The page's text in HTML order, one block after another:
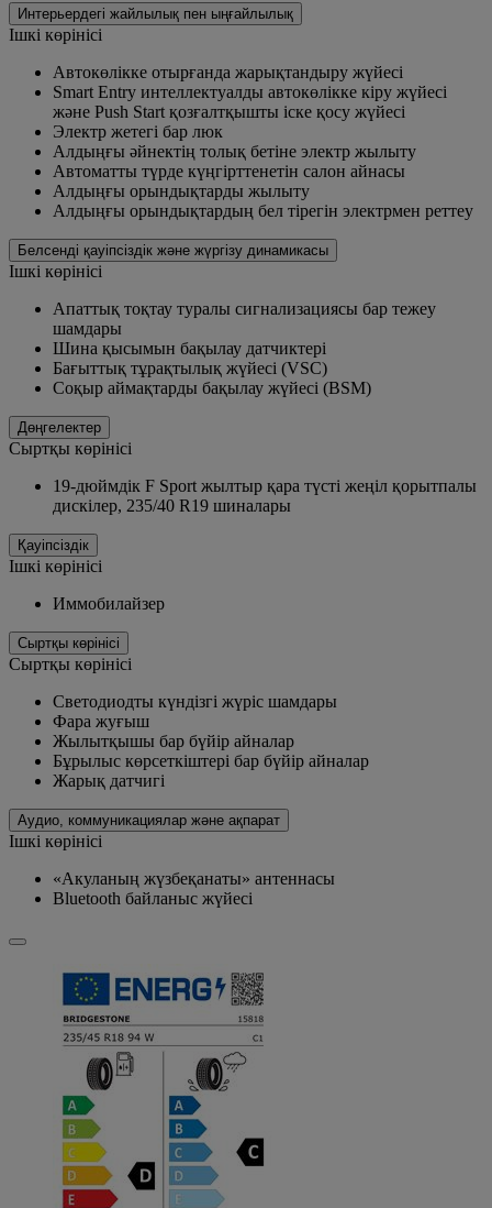
Интерьердегі жайлылық пен ыңғайлылық
Ішкі көрінісі
Автокөлікке отырғанда жарықтандыру жүйесі
Smart Entry интеллектуалды автокөлікке кіру жүйесі
және Push Start қозғалтқышты іске қосу жүйесі
Электр жетегі бар люк
Алдыңғы әйнектің толық бетіне электр жылыту
Автоматты түрде күңгірттенетін салон айнасы
Алдыңғы орындықтарды жылыту
Алдыңғы орындықтардың бел тірегін электрмен реттеу
Белсенді қауіпсіздік және жүргізу динамикасы
Ішкі көрінісі
Апаттық тоқтау туралы сигнализациясы бар тежеу
шамдары
Шина қысымын бақылау датчиктері
Бағыттық тұрақтылық жүйесі (VSC)
Соқыр аймақтарды бақылау жүйесі (BSM)
Дөңгелектер
Сыртқы көрінісі
19-дюймдік F Sport жылтыр қара түсті жеңіл қорытпалы
дискілер, 235/40 R19 шиналары
Қауіпсіздік
Ішкі көрінісі
Иммобилайзер
Сыртқы көрінісі
Сыртқы көрінісі
Светодиодты күндізгі жүріс шамдары
Фара жуғыш
Жылытқышы бар бүйір айналар
Бұрылыс көрсеткіштері бар бүйір айналар
Жарық датчигі
Аудио, коммуникациялар және ақпарат
Ішкі көрінісі
«Акуланың жүзбеқанаты» антеннасы
Bluetooth байланыс жүйесі